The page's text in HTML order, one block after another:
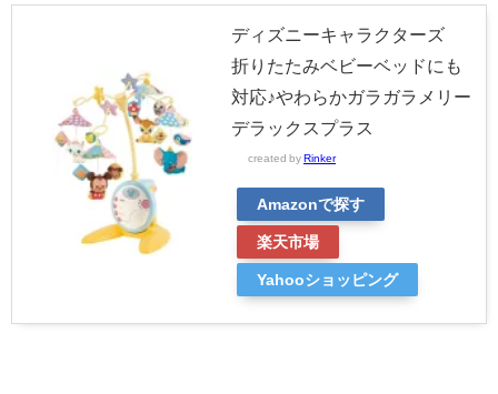
ディズニーキャラクターズ
折りたたみベビーベッドにも
対応♪やわらかガラガラメリー
デラックスプラス
created by Rinker
Amazonで探す
楽天市場
Yahooショッピング